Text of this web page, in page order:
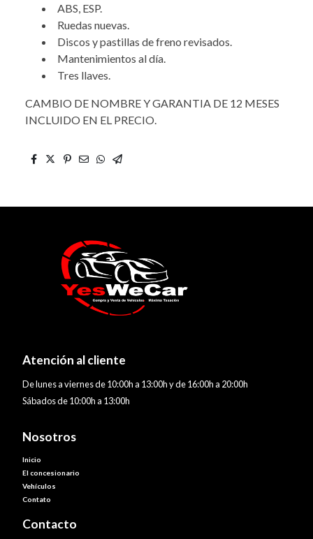
ABS, ESP.
Ruedas nuevas.
Discos y pastillas de freno revisados.
Mantenimientos al día.
Tres llaves.
CAMBIO DE NOMBRE Y GARANTIA DE 12 MESES
INCLUIDO EN EL PRECIO.
Atención al cliente
De lunes a viernes de 10:00h a 13:00h y de 16:00h a 20:00h
Sábados de 10:00h a 13:00h
Nosotros
Inicio
El concesionario
Vehículos
Contato
Contacto